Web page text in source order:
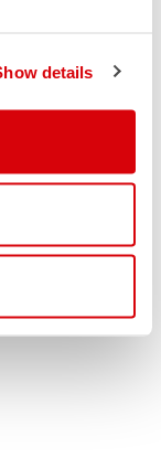
details